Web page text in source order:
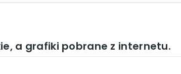
a grafiki pobrane z internetu.